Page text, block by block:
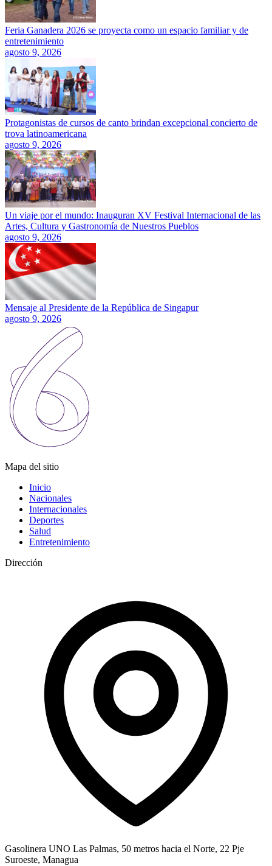
Feria Ganadera 2026 se proyecta como un espacio familiar y de
entretenimiento
agosto 9, 2026
Protagonistas de cursos de canto brindan excepcional concierto de
trova latinoamericana
agosto 9, 2026
Un viaje por el mundo: Inauguran XV Festival Internacional de las
Artes, Cultura y Gastronomía de Nuestros Pueblos
agosto 9, 2026
Mensaje al Presidente de la República de Singapur
agosto 9, 2026
Mapa del sitio
Inicio
Nacionales
Internacionales
Deportes
Salud
Entretenimiento
Dirección
Gasolinera UNO Las Palmas, 50 metros hacia el Norte, 22 Pje
Suroeste, Managua